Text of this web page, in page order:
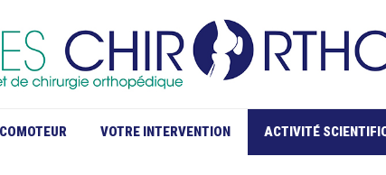
VOTRE INTERVENTION ACTIVITÉ